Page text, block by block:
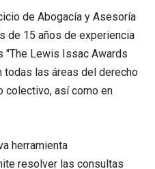
de Abogacía y Asesoría
de 15 años de experiencia
"The Lewis Issac Awards
las áreas del derecho
colectivo, así como en
herramienta
resolver las consultas